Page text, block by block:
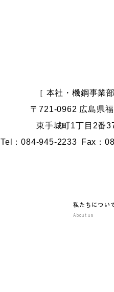
［ 本社・機鋼事業部
〒721-0962 広島県
東手城町1丁目2番
Tel：084-945-2233
Fax：
私たちについ
About us